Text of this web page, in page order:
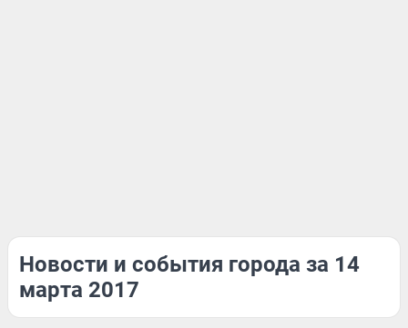
Новости и события города за 14
марта 2017